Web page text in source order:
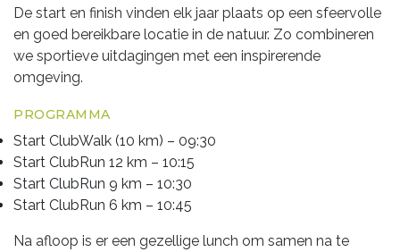
De start en finish vinden elk jaar plaats op een sfeervolle
en goed bereikbare locatie in de natuur. Zo combineren
we sportieve uitdagingen met een inspirerende
omgeving.
PROGRAMMA
Start ClubWalk (10 km) – 09:30
Start ClubRun 12 km – 10:15
Start ClubRun 9 km – 10:30
Start ClubRun 6 km – 10:45
Na afloop is er een gezellige lunch om samen na te